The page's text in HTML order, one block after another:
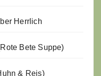
Herrlich
Bete Suppe)
& Reis)